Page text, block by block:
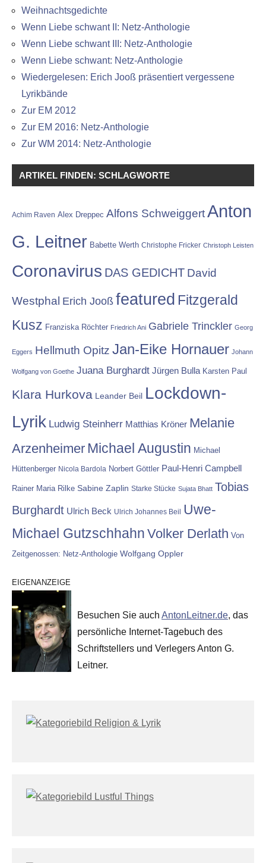
Weihnachtsgedichte
Wenn Liebe schwant II: Netz-Anthologie
Wenn Liebe schwant III: Netz-Anthologie
Wenn Liebe schwant: Netz-Anthologie
Wiedergelesen: Erich Jooß präsentiert vergessene
Lyrikbände
Zur EM 2012
Zur EM 2016: Netz-Anthologie
Zur WM 2014: Netz-Anthologie
ARTIKEL FINDEN: SCHLAGWORTE
Achim Raven Alex Dreppec Alfons SchweiggertAnton
G. Leitner Babette Werth Christophe Fricker Christoph Leisten
Coronavirus DAS GEDICHT David
Westphal Erich Jooß featured Fitzgerald
Kusz Franziska Röchter Friedrich Ani Gabriele Trinckler Georg
Eggers Hellmuth Opitz Jan-Eike Hornauer Johann
Wolfgang von Goethe Juana Burghardt Jürgen Bulla Karsten Paul
Klara Hurkova Leander Beil Lockdown-
Lyrik Ludwig Steinherr Matthias Kröner Melanie
Arzenheimer Michael Augustin Michael
Hüttenberger Nicola Bardola Norbert Göttler Paul-Henri Campbell
Rainer Maria Rilke Sabine Zaplin Starke Stücke Sujata Bhatt Tobias
Burghardt Ulrich Beck Ulrich Johannes Beil
Uwe-
Michael Gutzschhahn Volker Derlath Von
Zeitgenossen: Netz-Anthologie Wolfgang Oppler
EIGENANZEIGE
Besuchen Sie auch AntonLeitner.de, das
persönliche Internet-Tagebuch des
Schriftstellers und Verlegers Anton G.
Leitner.